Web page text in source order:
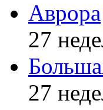
Аврора
27
27